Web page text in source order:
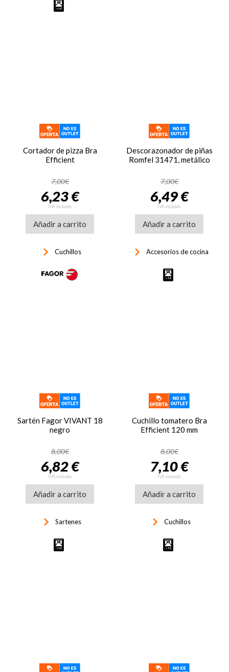
Cortador de pizza Bra
Efficient
7,00€
6,23 €
IVA incluido
Añadir a carrito
keyboard_arrow_right Cuchillos
Descorazonador de piñas
Romfel 31471, metálico
7,00€
6,49 €
IVA incluido
Añadir a carrito
keyboard_arrow_right Accesorios de cocina
Sartén Fagor VIVANT 18
negro
8,00€
6,82 €
IVA incluido
Añadir a carrito
keyboard_arrow_right Sartenes
Cuchillo tomatero Bra
Efficient 120 mm
8,00€
7,10 €
IVA incluido
Añadir a carrito
keyboard_arrow_right Cuchillos